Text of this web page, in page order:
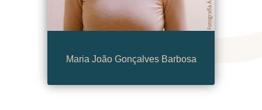
Maria João Gonçalves Barbosa